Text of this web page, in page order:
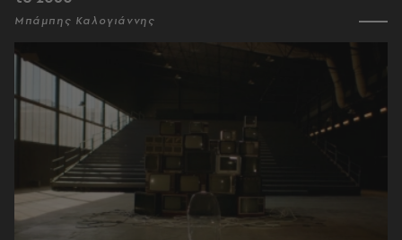
Μπάμπης Καλογιάννης